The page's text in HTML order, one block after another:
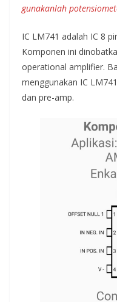
gunakanlah
IC LM741 adalah IC 8
Komponen ini
operational amplifier.
menggunakan IC
dan pre-amp.